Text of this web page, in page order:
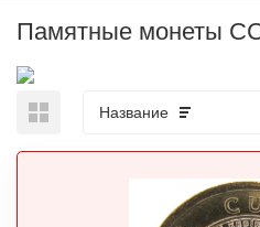
Памятные монеты
Название